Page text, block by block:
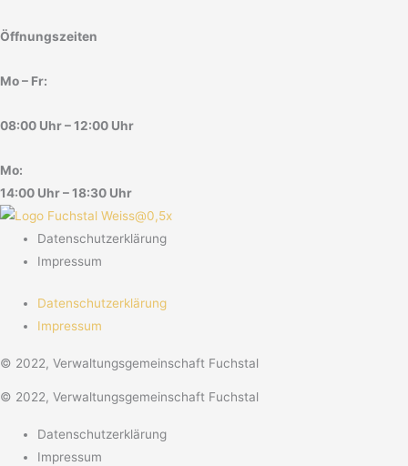
Öffnungszeiten
Mo – Fr:
08:00 Uhr – 12:00 Uhr
Mo:
14:00 Uhr – 18:30 Uhr
Datenschutzerklärung
Impressum
Datenschutzerklärung
Impressum
© 2022, Verwaltungsgemeinschaft Fuchstal
© 2022, Verwaltungsgemeinschaft Fuchstal
Datenschutzerklärung
Impressum